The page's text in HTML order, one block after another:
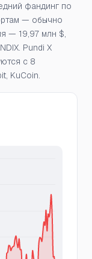
фандинг по
— обычно
— 19,97 млн $,
Pundi X
с 8
KuCoin.